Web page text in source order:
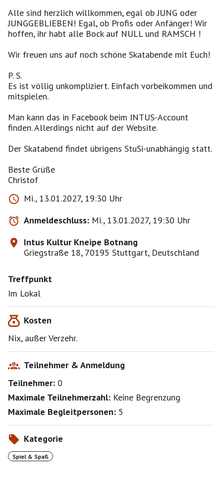
Alle sind herzlich willkommen, egal ob JUNG oder
JUNGGEBLIEBEN! Egal, ob Profis oder Anfänger! Wir
hoffen, ihr habt alle Bock auf NULL und RAMSCH !
Wir freuen uns auf noch schöne Skatabende mit Euch!
P. S.
Es ist völlig unkompliziert. Einfach vorbeikommen und
mitspielen.
Man kann das in Facebook beim INTUS-Account
finden. Allerdings nicht auf der Website.
Der Skatabend findet übrigens StuSi-unabhängig statt.
Beste Grüße
Christof
Mi., 13.01.2027, 19:30 Uhr
Anmeldeschluss: Mi., 13.01.2027, 19:30 Uhr
Intus Kultur Kneipe Botnang
Griegstraße 18, 70195 Stuttgart, Deutschland
Treffpunkt
Im Lokal
Kosten
Nix, außer Verzehr.
Teilnehmer & Anmeldung
Teilnehmer: 0
Maximale Teilnehmerzahl: Keine Begrenzung
Maximale Begleitpersonen: 5
Kategorie
Spiel & Spaß